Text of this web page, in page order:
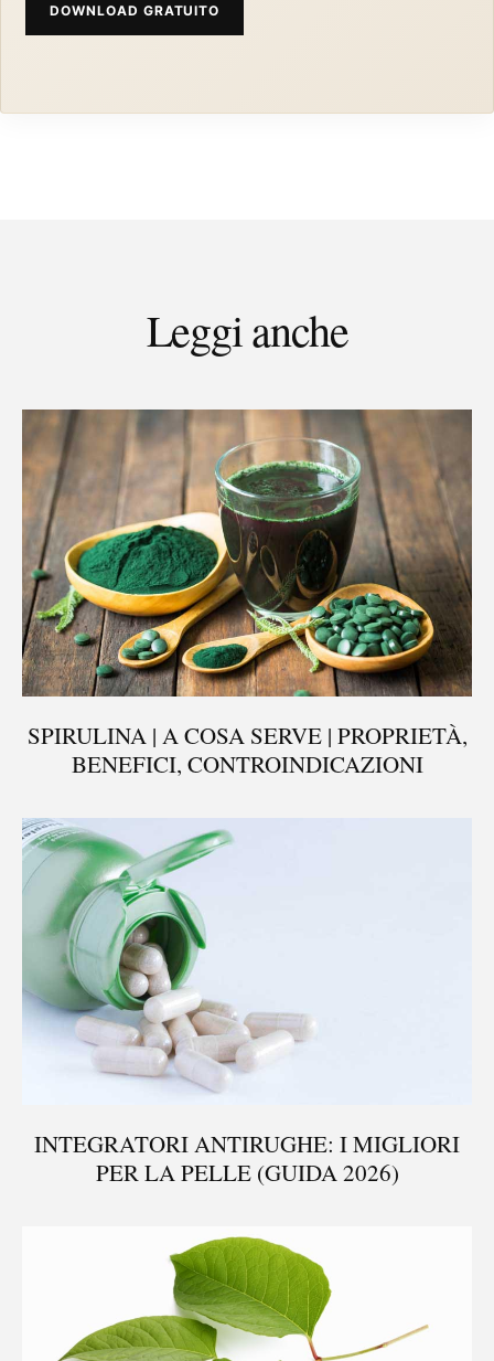
DOWNLOAD GRATUITO
Leggi anche
SPIRULINA | A COSA SERVE | PROPRIETÀ,
BENEFICI, CONTROINDICAZIONI
INTEGRATORI ANTIRUGHE: I MIGLIORI
PER LA PELLE (GUIDA 2026)
SCOPRI COME FUNZIONA